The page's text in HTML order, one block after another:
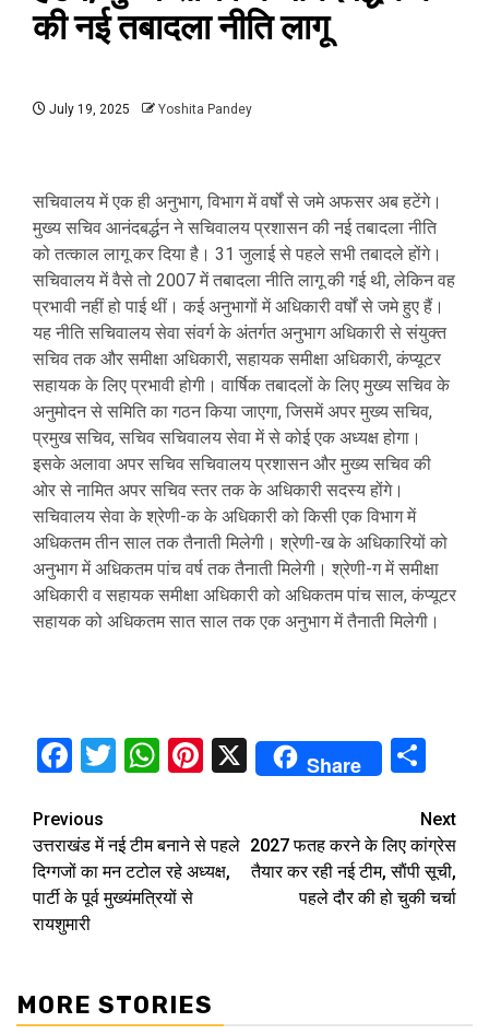
की नई तबादला नीति लागू
July 19, 2025 Yoshita Pandey
सचिवालय में एक ही अनुभाग, विभाग में वर्षों से जमे अफसर अब हटेंगे।
मुख्य सचिव आनंदबर्द्धन ने सचिवालय प्रशासन की नई तबादला नीति
को तत्काल लागू कर दिया है। 31 जुलाई से पहले सभी तबादले होंगे।
सचिवालय में वैसे तो 2007 में तबादला नीति लागू की गई थी, लेकिन वह
प्रभावी नहीं हो पाई थीं। कई अनुभागों में अधिकारी वर्षों से जमे हुए हैं।
यह नीति सचिवालय सेवा संवर्ग के अंतर्गत अनुभाग अधिकारी से संयुक्त
सचिव तक और समीक्षा अधिकारी, सहायक समीक्षा अधिकारी, कंप्यूटर
सहायक के लिए प्रभावी होगी। वार्षिक तबादलों के लिए मुख्य सचिव के
अनुमोदन से समिति का गठन किया जाएगा, जिसमें अपर मुख्य सचिव,
प्रमुख सचिव, सचिव सचिवालय सेवा में से कोई एक अध्यक्ष होगा।
इसके अलावा अपर सचिव सचिवालय प्रशासन और मुख्य सचिव की
ओर से नामित अपर सचिव स्तर तक के अधिकारी सदस्य होंगे।
सचिवालय सेवा के श्रेणी-क के अधिकारी को किसी एक विभाग में
अधिकतम तीन साल तक तैनाती मिलेगी। श्रेणी-ख के अधिकारियों को
अनुभाग में अधिकतम पांच वर्ष तक तैनाती मिलेगी। श्रेणी-ग में समीक्षा
अधिकारी व सहायक समीक्षा अधिकारी को अधिकतम पांच साल, कंप्यूटर
सहायक को अधिकतम सात साल तक एक अनुभाग में तैनाती मिलेगी।
Facebook
Twitter
WhatsApp
Pinterest
X Share
Continue
Reading
Previous
उत्तराखंड में नई टीम बनाने से पहले
दिग्गजों का मन टटोल रहे अध्यक्ष,
पार्टी के पूर्व मुख्यंमत्रियों से
रायशुमारी
Next
2027 फतह करने के लिए कांग्रेस
तैयार कर रही नई टीम, साैंपी सूची,
पहले दौर की हो चुकी चर्चा
MORE STORIES